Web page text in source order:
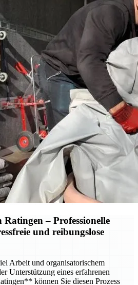
– Professionelle
und reibungslose
Arbeit und organisatorischem
Unterstützung eines erfahrenen
können Sie diesen Prozess